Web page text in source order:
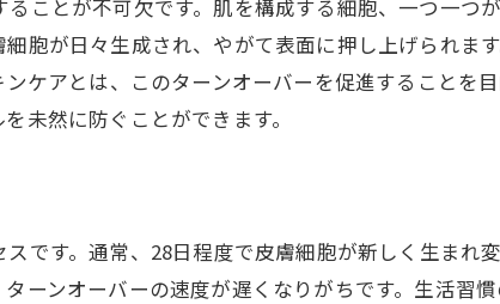
食生活
イント
し美肌を手に入れる秘訣
密
ことが不可欠です。肌を構成する細胞、一つ一つ
胞が日々生成され、やがて表面に押し上げられま
ケアとは、このターンオーバーを促進することを
未然に防ぐことができます。
です。通常、28日程度で皮膚細胞が新しく生まれ
ーンオーバーの速度が遅くなりがちです。生活習